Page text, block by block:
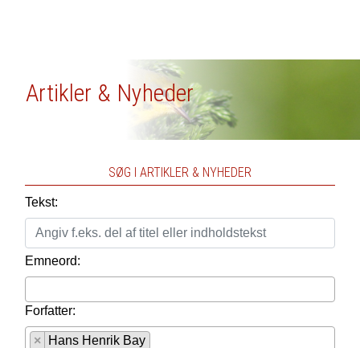
Artikler & Nyheder
SØG I ARTIKLER & NYHEDER
Tekst:
Emneord:
Forfatter:
× Hans Henrik Bay